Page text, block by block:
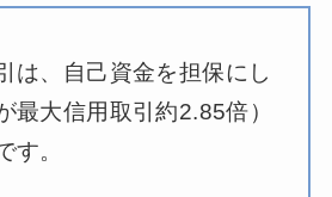
は、自己資金を担保にし
最大信用取引約2.85倍）
す。